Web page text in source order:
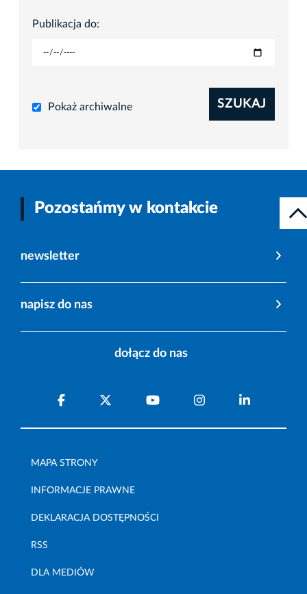
Publikacja do:
Pokaż archiwalne SZUKAJ
Pozostańmy w kontakcie
newsletter
napisz do nas
dołącz do nas
MAPA STRONY
INFORMACJE PRAWNE
DEKLARACJA DOSTĘPNOŚCI
RSS
DLA MEDIÓW